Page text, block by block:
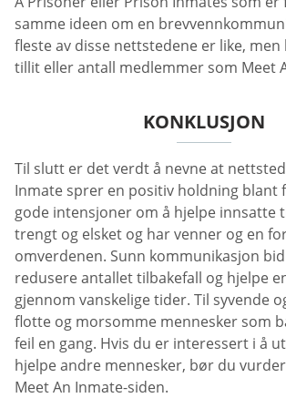
samme ideen om en
fleste av disse nettstedene er like, men
tillit eller antall medlemmer som Meet
KONKLUSJON
Til slutt er det verdt å nevne at
Inmate sprer en positiv holdning blant
gode intensjoner om å hjelpe innsatte
trengt og elsket og har venner og en
omverdenen. Sunn kommunikasjon
redusere antallet tilbakefall og hjelpe
gjennom vanskelige tider. Til syvende
flotte og morsomme mennesker som
feil en gang. Hvis du er interessert i å
hjelpe andre mennesker, bør du
Meet An Inmate-siden.